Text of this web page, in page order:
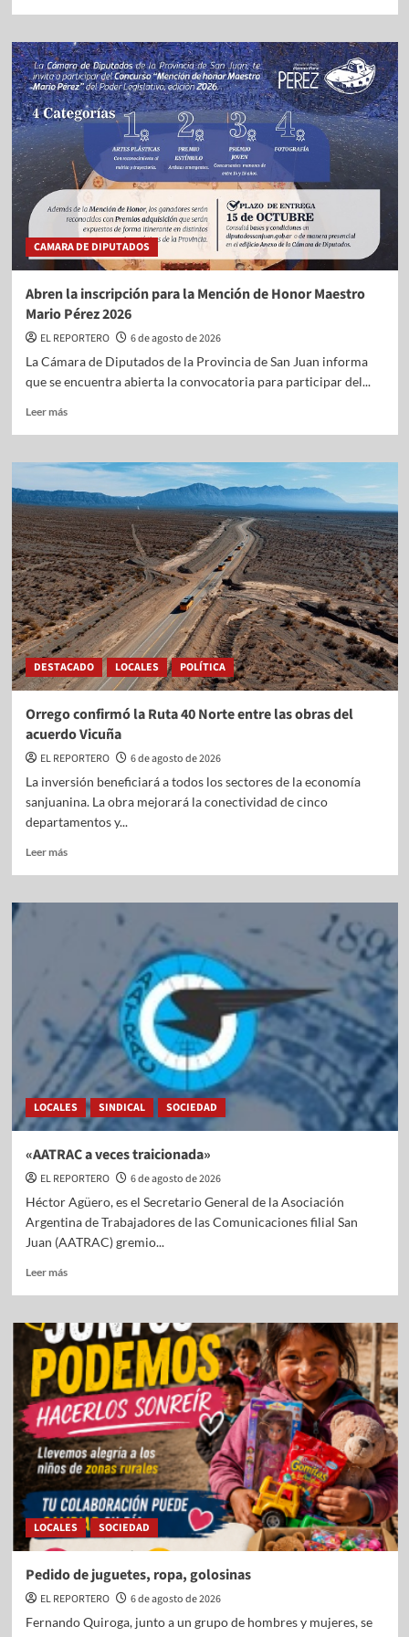
CAMARA DE DIPUTADOS
Abren la inscripción para la Mención de Honor Maestro
Mario Pérez 2026
EL REPORTERO
6 de agosto de 2026
La Cámara de Diputados de la Provincia de San Juan informa
que se encuentra abierta la convocatoria para participar del...
Leer más
DESTACADO LOCALES POLÍTICA
Orrego confirmó la Ruta 40 Norte entre las obras del
acuerdo Vicuña
EL REPORTERO
6 de agosto de 2026
La inversión beneficiará a todos los sectores de la economía
sanjuanina. La obra mejorará la conectividad de cinco
departamentos y...
Leer más
LOCALES SINDICAL SOCIEDAD
«AATRAC a veces traicionada»
EL REPORTERO
6 de agosto de 2026
Héctor Agüero, es el Secretario General de la Asociación
Argentina de Trabajadores de las Comunicaciones filial San
Juan (AATRAC) gremio...
Leer más
LOCALES SOCIEDAD
Pedido de juguetes, ropa, golosinas
EL REPORTERO
6 de agosto de 2026
Fernando Quiroga, junto a un grupo de hombres y mujeres, se